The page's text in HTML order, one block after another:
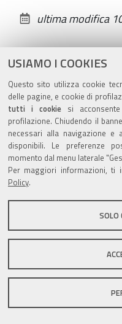
USIAMO I COOKIES
Questo sito utilizza cookie
delle pagine, e cookie di
tutti i cookiesi acconsente
profilazione. Chiudendo il
necessari alla navigazione e
disponibili. Le preferenze
momento dal menu laterale
Per maggiori informazioni, ti
Policy.
SOLO
documento
ultima modifica
Sito istituzionale
Privacy policy|DPO|